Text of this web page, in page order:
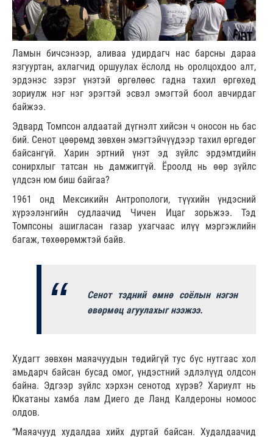
Ламын бичсэнээр, аливаа удирдагч нас барсны дараа
язгууртан, ахлагчид оршуулах ёслолд нь оролцохдоо алт,
эрдэнэс зэрэг үнэтэй өргөлөөс гадна тахил өргөхөд
зориулж нэг нэг эрэгтэй эсвэл эмэгтэй боол авчирдаг
байжээ.
Эдвард Томпсон алдаатай дүгнэлт хийсэн ч оносон нь бас
бий. Сенот цөөрөмд зөвхөн эмэгтэйчүүдээр тахил өргөдөг
байсангүй. Харин эртний үнэт эд зүйлс эрдэмтдийн
сонирхлыг татсан нь дамжиггүй. Ёроолд нь өөр зүйлс
үлдсэн юм биш байгаа?
1961 онд Мексикийн Антропологи, түүхийн үндэсний
хүрээлэнгийн судлаачид Чичен Ицаг зорьжээ. Тэд
Томпсоны ашигласан газар ухагчаас илүү мэргэжлийн
багаж, төхөөрөмжтэй байв.
Сенот тэдний өмнө соёлын нэгэн
өвөрмөц агуулахыг нээжээ.
Худагт зөвхөн маяачуудын төдийгүй тус бүс нутгаас хол
амьдарч байсан бусад омог, үндэстний эдлэлүүд олдсон
байна. Эдгээр зүйлс хэрхэн сенотод хүрэв? Хариулт нь
Юкатаны хамба лам Диего де Ланд Калдероны номоос
олдов.
“Маяачууд худалдаа хийх дуртай байсан. Худалдаачид